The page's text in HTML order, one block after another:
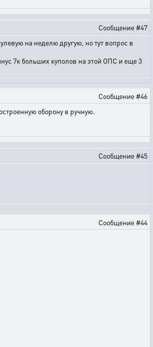
Сообщение #47
на неделю другую, но тут вопрос в
7к больших куполов на этой ОПС и еще 3
Сообщение #46
оборону в ручную.
Сообщение #45
Сообщение #44